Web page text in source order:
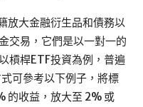
放大金融衍生品和債務以
交易，它們是以一對一的
槓桿ETF投資為例，普遍
式可參考以下例子，將標
的收益，放大至 2% 或